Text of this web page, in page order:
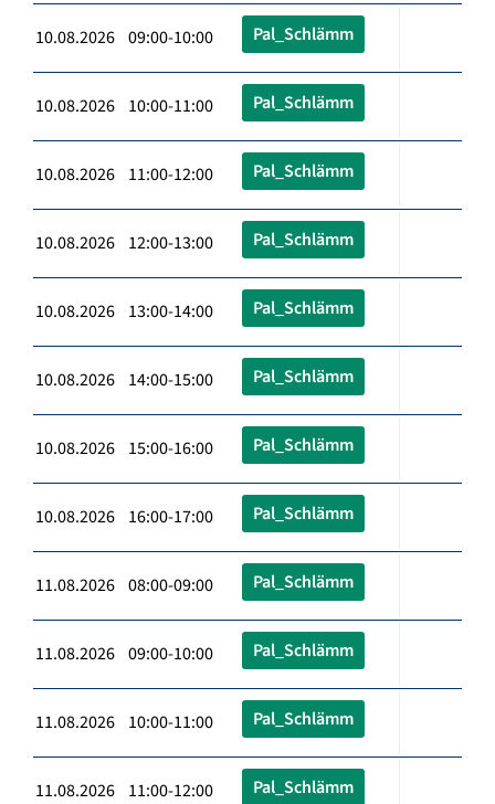
10.08.2026 09:00-10:00 Pal_Schlämm
10.08.2026 10:00-11:00 Pal_Schlämm
10.08.2026 11:00-12:00 Pal_Schlämm
10.08.2026 12:00-13:00 Pal_Schlämm
10.08.2026 13:00-14:00 Pal_Schlämm
10.08.2026 14:00-15:00 Pal_Schlämm
10.08.2026 15:00-16:00 Pal_Schlämm
10.08.2026 16:00-17:00 Pal_Schlämm
11.08.2026 08:00-09:00 Pal_Schlämm
11.08.2026 09:00-10:00 Pal_Schlämm
11.08.2026 10:00-11:00 Pal_Schlämm
11.08.2026 11:00-12:00 Pal_Schlämm